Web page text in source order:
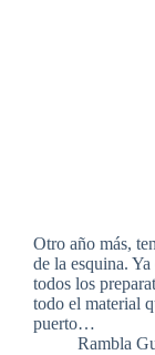
Otro año más,
de la esquina.
todos los
todo el material
puerto…
Rambla